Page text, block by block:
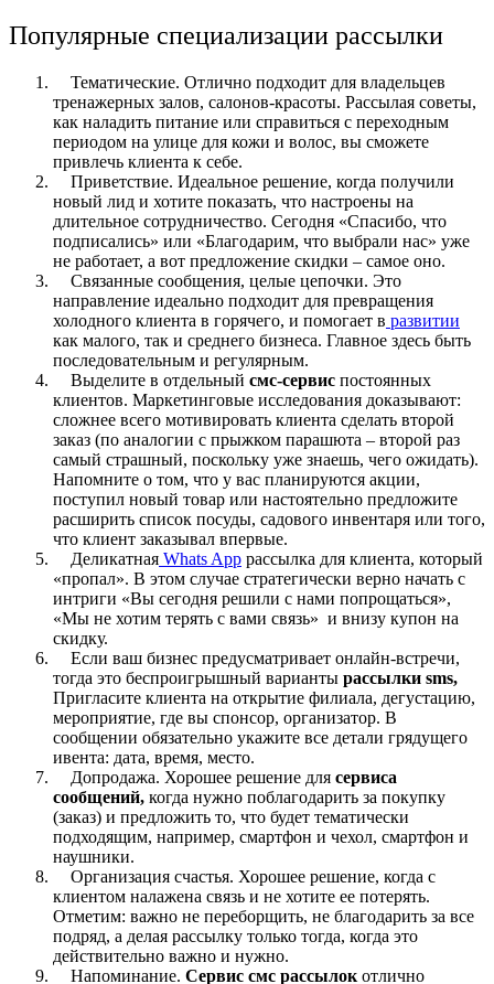
Популярные специализации рассылки
Тематические. Отлично подходит для владельцев
тренажерных залов, салонов-красоты. Рассылая советы,
как наладить питание или справиться с переходным
периодом на улице для кожи и волос, вы сможете
привлечь клиента к себе.
Приветствие. Идеальное решение, когда получили
новый лид и хотите показать, что настроены на
длительное сотрудничество. Сегодня «Спасибо, что
подписались» или «Благодарим, что выбрали нас» уже
не работает, а вот предложение скидки – самое оно.
Связанные сообщения, целые цепочки. Это
направление идеально подходит для превращения
холодного клиента в горячего, и помогает в развитии
как малого, так и среднего бизнеса. Главное здесь быть
последовательным и регулярным.
Выделите в отдельный смс-сервис постоянных
клиентов. Маркетинговые исследования доказывают:
сложнее всего мотивировать клиента сделать второй
заказ (по аналогии с прыжком парашюта – второй раз
самый страшный, поскольку уже знаешь, чего ожидать).
Напомните о том, что у вас планируются акции,
поступил новый товар или настоятельно предложите
расширить список посуды, садового инвентаря или того,
что клиент заказывал впервые.
Деликатная Whats App рассылка для клиента, который
«пропал». В этом случае стратегически верно начать с
интриги «Вы сегодня решили с нами попрощаться»,
«Мы не хотим терять с вами связь» и внизу купон на
скидку.
Если ваш бизнес предусматривает онлайн-встречи,
тогда это беспроигрышный варианты рассылки sms,
Пригласите клиента на открытие филиала, дегустацию,
мероприятие, где вы спонсор, организатор. В
сообщении обязательно укажите все детали грядущего
ивента: дата, время, место.
Допродажа. Хорошее решение для сервиса
сообщений, когда нужно поблагодарить за покупку
(заказ) и предложить то, что будет тематически
подходящим, например, смартфон и чехол, смартфон и
наушники.
Организация счастья. Хорошее решение, когда с
клиентом налажена связь и не хотите ее потерять.
Отметим: важно не переборщить, не благодарить за все
подряд, а делая рассылку только тогда, когда это
действительно важно и нужно.
Напоминание. Сервис смс рассылок отлично